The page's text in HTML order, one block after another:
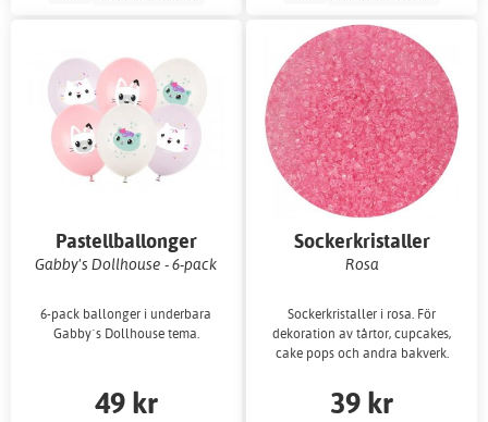
Pastellballonger
Gabby's Dollhouse - 6-pack
6-pack ballonger i underbara
Gabby´s Dollhouse tema.
49 kr
Sockerkristaller
Rosa
Sockerkristaller i rosa. För
dekoration av tårtor, cupcakes,
cake pops och andra bakverk.
39 kr